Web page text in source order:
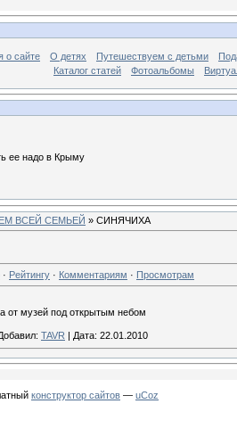
о сайте О детях Путешествуем с детьми
Каталог статей
Фотоальбомы
ее надо в Крыму
ВСЕЙ СЕМЬЕЙ » СИНЯЧИХА
· Рейтингу · Комментариям · Просмотрам
от музей под открытым небом
TAVR | Дата: 22.01.2010
конструктор сайтов — uCoz